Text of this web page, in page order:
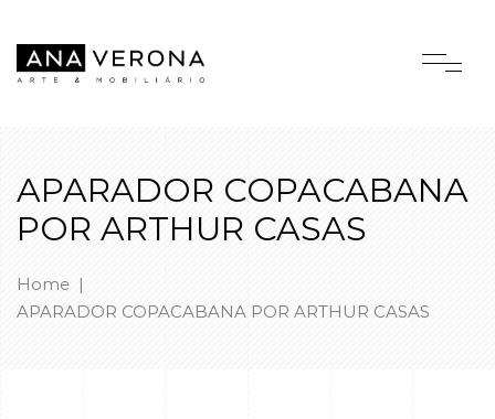
APARADOR COPACABANA
POR ARTHUR CASAS
Home |
APARADOR COPACABANA POR ARTHUR CASAS